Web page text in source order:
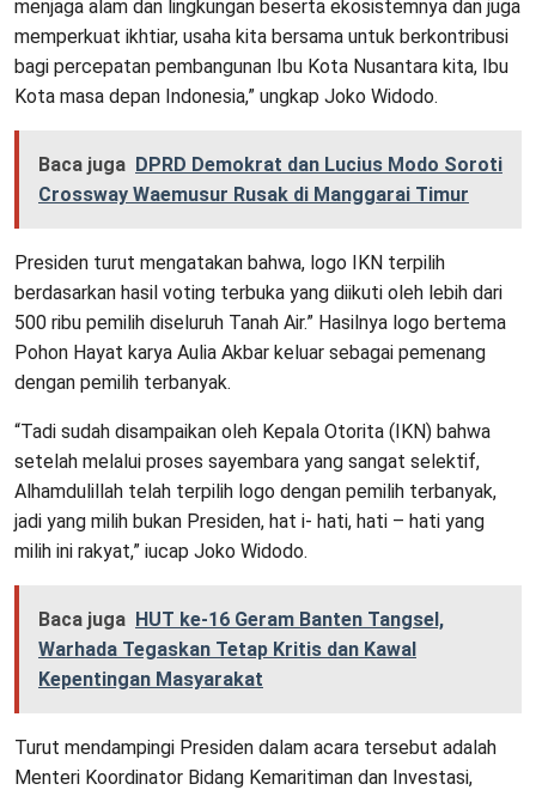
menjaga alam dan lingkungan beserta ekosistemnya dan juga
memperkuat ikhtiar, usaha kita bersama untuk berkontribusi
bagi percepatan pembangunan Ibu Kota Nusantara kita, Ibu
Kota masa depan Indonesia,” ungkap Joko Widodo.
Baca juga DPRD Demokrat dan Lucius Modo Soroti
Crossway Waemusur Rusak di Manggarai Timur
Presiden turut mengatakan bahwa, logo IKN terpilih
berdasarkan hasil voting terbuka yang diikuti oleh lebih dari
500 ribu pemilih diseluruh Tanah Air.” Hasilnya logo bertema
Pohon Hayat karya Aulia Akbar keluar sebagai pemenang
dengan pemilih terbanyak.
“Tadi sudah disampaikan oleh Kepala Otorita (IKN) bahwa
setelah melalui proses sayembara yang sangat selektif,
Alhamdulillah telah terpilih logo dengan pemilih terbanyak,
jadi yang milih bukan Presiden, hat i- hati, hati – hati yang
milih ini rakyat,” iucap Joko Widodo.
Baca juga HUT ke-16 Geram Banten Tangsel,
Warhada Tegaskan Tetap Kritis dan Kawal
Kepentingan Masyarakat
Turut mendampingi Presiden dalam acara tersebut adalah
Menteri Koordinator Bidang Kemaritiman dan Investasi,